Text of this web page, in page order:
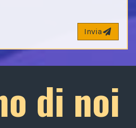
Invia
di noi